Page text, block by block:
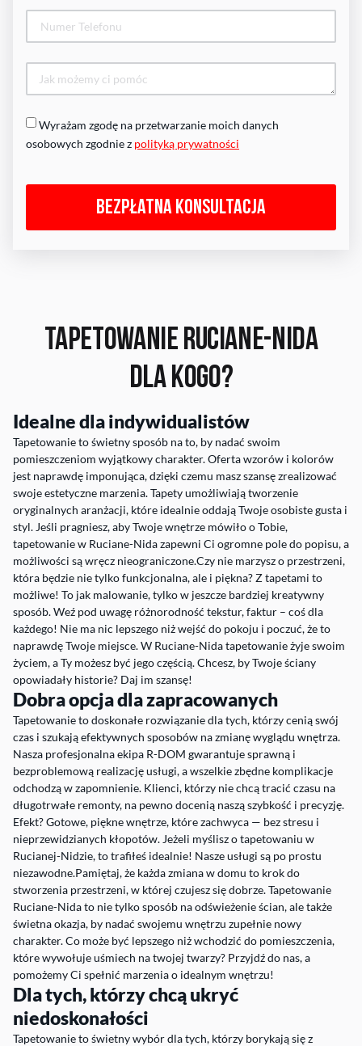
Wyrażam zgodę na przetwarzanie moich danych
osobowych zgodnie z polityką prywatności
Bezpłatna konsultacja
Tapetowanie Ruciane-Nida
Dla kogo?
Idealne dla indywidualistów
Tapetowanie to świetny sposób na to, by nadać swoim
pomieszczeniom wyjątkowy charakter. Oferta wzorów i kolorów
jest naprawdę imponująca, dzięki czemu masz szansę zrealizować
swoje estetyczne marzenia. Tapety umożliwiają tworzenie
oryginalnych aranżacji, które idealnie oddają Twoje osobiste gusta i
styl. Jeśli pragniesz, aby Twoje wnętrze mówiło o Tobie,
tapetowanie w Ruciane-Nida zapewni Ci ogromne pole do popisu, a
możliwości są wręcz nieograniczone.Czy nie marzysz o przestrzeni,
która będzie nie tylko funkcjonalna, ale i piękna? Z tapetami to
możliwe! To jak malowanie, tylko w jeszcze bardziej kreatywny
sposób. Weź pod uwagę różnorodność tekstur, faktur – coś dla
każdego! Nie ma nic lepszego niż wejść do pokoju i poczuć, że to
naprawdę Twoje miejsce. W Ruciane-Nida tapetowanie żyje swoim
życiem, a Ty możesz być jego częścią. Chcesz, by Twoje ściany
opowiadały historie? Daj im szansę!
Dobra opcja dla zapracowanych
Tapetowanie to doskonałe rozwiązanie dla tych, którzy cenią swój
czas i szukają efektywnych sposobów na zmianę wyglądu wnętrza.
Nasza profesjonalna ekipa R-DOM gwarantuje sprawną i
bezproblemową realizację usługi, a wszelkie zbędne komplikacje
odchodzą w zapomnienie. Klienci, którzy nie chcą tracić czasu na
długotrwałe remonty, na pewno docenią naszą szybkość i precyzję.
Efekt? Gotowe, piękne wnętrze, które zachwyca — bez stresu i
nieprzewidzianych kłopotów. Jeżeli myślisz o tapetowaniu w
Rucianej-Nidzie, to trafiłeś idealnie! Nasze usługi są po prostu
niezawodne.Pamiętaj, że każda zmiana w domu to krok do
stworzenia przestrzeni, w której czujesz się dobrze. Tapetowanie
Ruciane-Nida to nie tylko sposób na odświeżenie ścian, ale także
świetna okazja, by nadać swojemu wnętrzu zupełnie nowy
charakter. Co może być lepszego niż wchodzić do pomieszczenia,
które wywołuje uśmiech na twojej twarzy? Przyjdź do nas, a
pomożemy Ci spełnić marzenia o idealnym wnętrzu!
Dla tych, którzy chcą ukryć
niedoskonałości
Tapetowanie to świetny wybór dla tych, którzy borykają się z